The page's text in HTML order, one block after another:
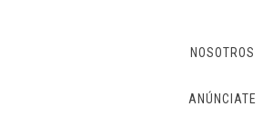
NOSOTROS
ANÚNCIATE